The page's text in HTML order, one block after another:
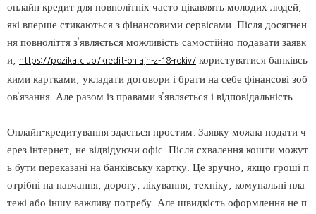
онлайн кредит для повнолітніх часто цікавлять молодих людей,
які вперше стикаються з фінансовими сервісами. Після досягнен
ня повноліття з’являється можливість самостійно подавати заявк
и,
https://pozika.club/kredit-onlajn-z-18-rokiv/ користуватися банківсь
кими картками, укладати договори і брати на себе фінансові зоб
ов’язання. Але разом із правами з’являється і відповідальність.
Онлайн-кредитування здається простим. Заявку можна подати ч
ерез інтернет, не відвідуючи офіс. Після схвалення кошти можут
ь бути переказані на банківську картку. Це зручно, якщо гроші п
отрібні на навчання, дорогу, лікування, техніку, комунальні пла
тежі або іншу важливу потребу. Але швидкість оформлення не п